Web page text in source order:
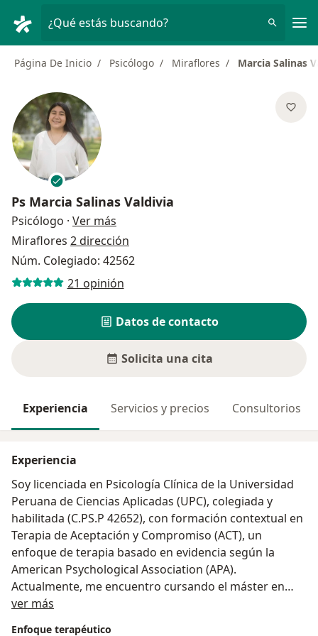
¿Qué estás buscando?
Página De Inicio Psicólogo Miraflores Marcia Salinas
Ps Marcia Salinas Valdivia
Psicólogo · Ver más
Miraflores 2 dirección
Núm. Colegiado: 42562
21 opinión
Datos de contacto
Solicita una cita
Experiencia Servicios y precios Consultorios
Experiencia
Soy licenciada en Psicología Clínica de la Universidad
Peruana de Ciencias Aplicadas (UPC), colegiada y
habilitada (C.PS.P 42652), con formación contextual en
Terapia de Aceptación y Compromiso (ACT), un
enfoque de terapia basado en evidencia según la
American Psychological Association (APA).
Actualmente, me encuentro cursando el máster en
Terapias de Tercera Generación en la Universidad
ver más
Enfoque terapéutico